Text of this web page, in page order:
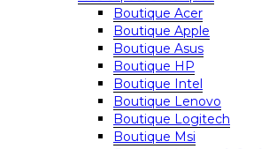
Boutique Acer
Boutique Apple
Boutique Asus
Boutique HP
Boutique Intel
Boutique Lenovo
Boutique Logitech
Boutique Msi